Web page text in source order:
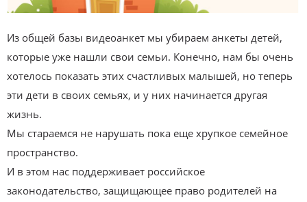
Из общей базы видеоанкет мы убираем анкеты детей,
которые уже нашли свои семьи. Конечно, нам бы очень
хотелось показать этих счастливых малышей, но теперь
эти дети в своих семьях, и у них начинается другая
жизнь.
Мы стараемся не нарушать пока еще хрупкое семейное
пространство.
И в этом нас поддерживает российское
законодательство, защищающее право родителей на